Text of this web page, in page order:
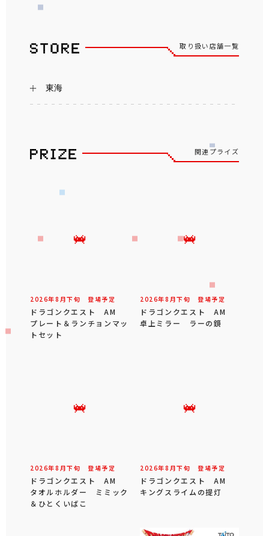
取り扱い店舗一覧
東海
関連プライズ
2026年8 月下旬 登場予定
ドラゴンクエスト AM
プレート＆ランチョンマッ
トセット
2026年8 月下旬 登場予定
ドラゴンクエスト AM
卓上ミラー ラーの鏡
2026年8 月下旬 登場予定
ドラゴンクエスト AM
タオルホルダー ミミック
＆ひとくいばこ
2026年8 月下旬 登場予定
ドラゴンクエスト AM
キングスライムの提灯